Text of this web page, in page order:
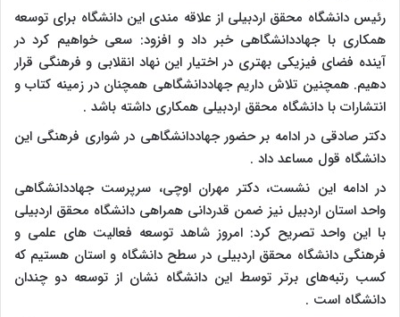
رئیس دانشگاه محقق اردبیلی از علاقه مندی این دانشگاه برای توسعه
همکاری با جهاددانشگاهی خبر داد و افزود: سعی خواهیم کرد در
آینده فضای فیزیکی بهتری در اختیار این نهاد انقلابی و فرهنگی قرار
دهیم. همچنین تلاش داریم جهاددانشگاهی همچنان در زمینه کتاب و
انتشارات با دانشگاه محقق اردبیلی همکاری داشته باشد .
دکتر صادقی در ادامه بر حضور جهاددانشگاهی در شواری فرهنگی این
دانشگاه قول مساعد داد .
در ادامه این نشست، دکتر مهران اوچی، سرپرست جهاددانشگاهی
واحد استان اردبیل نیز ضمن قدردانی همراهی دانشگاه محقق اردبیلی
با این واحد تصریح کرد: امروز شاهد توسعه فعالیت های علمی و
فرهنگی دانشگاه محقق اردبیلی در سطح دانشگاه و استان هستیم که
کسب رتبه‌های برتر توسط این دانشگاه نشان از توسعه دو چندان
دانشگاه است .